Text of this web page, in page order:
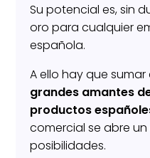
Su potencial es, sin
oro para cualquier
española.
A ello hay que
grandes amantes
productos
comercial se abre
posibilidades.